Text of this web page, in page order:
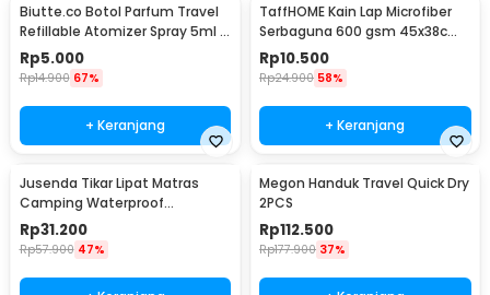
Biutte.co Botol Parfum Travel
Refillable Atomizer Spray 5ml -
AB-05
Rp5.000
Rp14.900 67%
+ Keranjang
TaffHOME Kain Lap Microfiber
Serbaguna 600 gsm 45x38cm 1
PCS - H-35G
Rp10.500
Rp24.900 58%
+ Keranjang
Jusenda Tikar Lipat Matras
Camping Waterproof
Aluminium Foil 147x150cm - HL-
306
Rp31.200
Rp57.900 47%
Megon Handuk Travel Quick Dry
2PCS
Rp112.500
Rp177.900 37%